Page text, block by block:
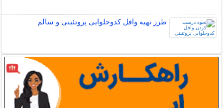
طرز تهیه وافل کدوحلوایی پروتئینی و سالم